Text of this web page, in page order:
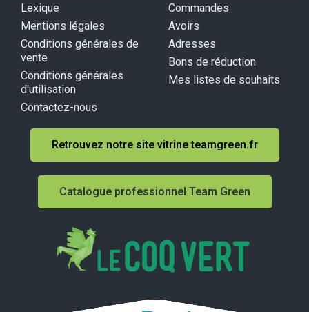
Lexique
Mentions légales
Conditions générales de
vente
Conditions générales
d'utilisation
Contactez-nous
Commandes
Avoirs
Adresses
Bons de réduction
Mes listes de souhaits
Retrouvez notre site vitrine teamgreen.fr
Catalogue professionnel Team Green